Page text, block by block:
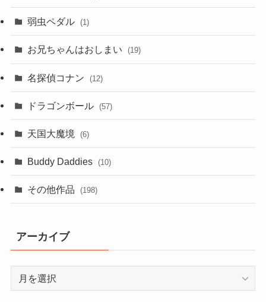
弱虫ペダル (1)
お兄ちゃんはおしまい (19)
名探偵コナン (12)
ドラゴンボール (57)
天国大魔境 (6)
Buddy Daddies (10)
その他作品 (198)
アーカイブ